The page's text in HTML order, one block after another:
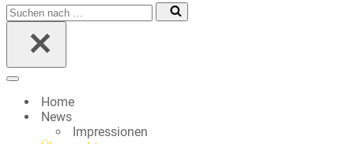
Suchen
nach …
Navigationsmenü
Home
News
Impressionen